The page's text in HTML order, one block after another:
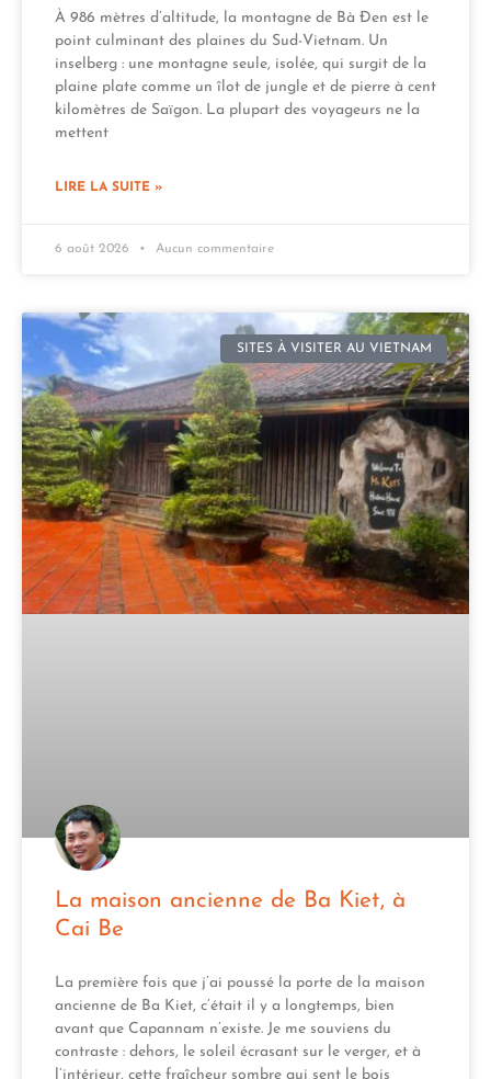
À 986 mètres d’altitude, la montagne de Bà Đen est le
point culminant des plaines du Sud-Vietnam. Un
inselberg : une montagne seule, isolée, qui surgit de la
plaine plate comme un îlot de jungle et de pierre à cent
kilomètres de Saïgon. La plupart des voyageurs ne la
mettent
LIRE LA SUITE »
6 août 2026 Aucun commentaire
SITES À VISITER AU VIETNAM
La maison ancienne de Ba Kiet, à
Cai Be
La première fois que j’ai poussé la porte de la maison
ancienne de Ba Kiet, c’était il y a longtemps, bien
avant que Capannam n’existe. Je me souviens du
contraste : dehors, le soleil écrasant sur le verger, et à
l’intérieur, cette fraîcheur sombre qui sent le bois